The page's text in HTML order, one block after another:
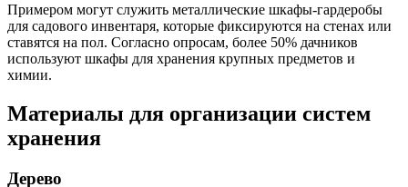
Примером могут служить металлические шкафы-гардеробы
для садового инвентаря, которые фиксируются на стенах или
ставятся на пол. Согласно опросам, более 50% дачников
используют шкафы для хранения крупных предметов и
химии.
Материалы для организации систем
хранения
Дерево